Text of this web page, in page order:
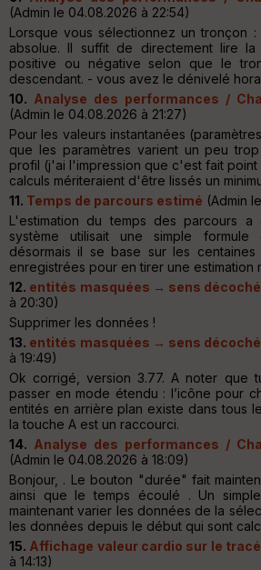
(Admin le 04.08.2026 à 22:54)
Lorsque vous sélectionnez un tronçon
absolue. Il suffit de directement lire
positive ou négative selon que le
descendant. - vous avez le dénivelé
10. Analyse des performances /
(Admin le 04.08.2026 à 21:27)
Pour les valeurs instantanées
que les paramètres varient un peu
profil (j'ai l'impression que c'est fait
calculs mériteraient d'être lissés un
11. Temps de parcours estimé (Admin
L'estimation du temps des parcours a
système utilisait une simple formule
désormais il se base sur les
enregistrées pour en tirer une estimation
12. entités masquées → sens décoché
à 20:30)
Supprimer les données !
13. entités masquées → sens décoché
à 19:49)
Ok corrigé, version 3.77. A noter que
passer en mode étendu : l’icône pour
entités en arrière plan existe dans tous
la touche A est un raccourci.
14. Analyse des performances /
(Admin le 04.08.2026 à 18:09)
Bonjour, . Le bouton "durée" fait
ainsi que le temps écoulé . Un
maintenant varier les données de la
les données depuis le début qui sont
15. Affichage valeur cardio sur le tracé
à 14:13)